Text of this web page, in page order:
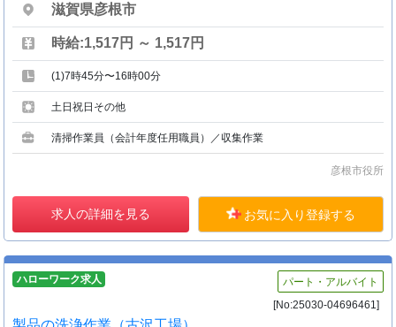
滋賀県彦根市
時給:1,517円 ～ 1,517円
(1)7時45分〜16時00分
土日祝日その他
清掃作業員（会計年度任用職員）／収集作業
彦根市役所
求人の詳細を見る お気に入り登録する
ハローワーク求人
パート・アルバイト
[No:25030-04696461]